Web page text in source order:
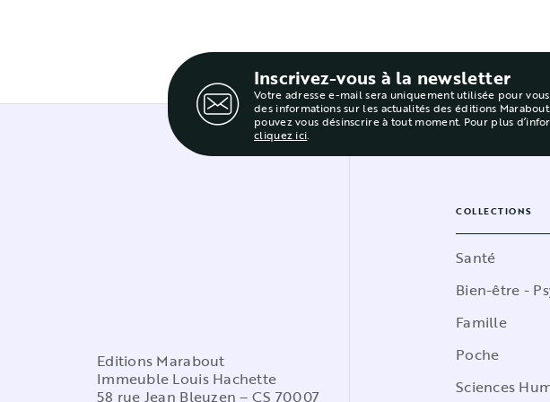
Inscrivez-vous à la newsletter
Votre adresse e-mail sera uniquement utilisée pour
des informations sur les actualités des éditions
pouvez vous désinscrire à tout moment. Pour plus
cliquez ici.
Editions Marabout
Immeuble Louis Hachette
58 rue Jean Bleuzen – CS 70007
COLLECTIONS
Santé
Bien-être -
Famille
Poche
Sciences